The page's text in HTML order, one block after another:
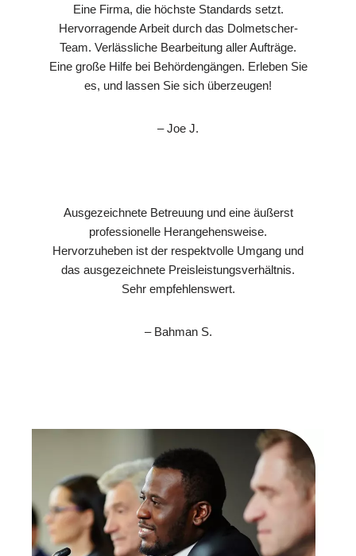
Eine Firma, die höchste Standards setzt.
Hervorragende Arbeit durch das Dolmetscher-
Team. Verlässliche Bearbeitung aller Aufträge.
Eine große Hilfe bei Behördengängen. Erleben Sie
es, und lassen Sie sich überzeugen!
– Joe J.
Ausgezeichnete Betreuung und eine äußerst
professionelle Herangehensweise.
Hervorzuheben ist der respektvolle Umgang und
das ausgezeichnete Preisleistungsverhältnis.
Sehr empfehlenswert.
– Bahman S.